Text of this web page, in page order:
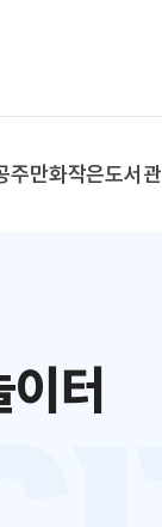
주만화작은도서관
터